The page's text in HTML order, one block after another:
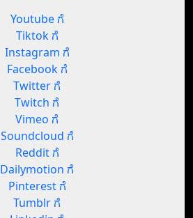
Youtube ಗೆ
Tiktok ಗೆ
Instagram ಗೆ
Facebook ಗೆ
Twitter ಗೆ
Twitch ಗೆ
Vimeo ಗೆ
Soundcloud ಗೆ
Reddit ಗೆ
Dailymotion ಗೆ
Pinterest ಗೆ
Tumblr ಗೆ